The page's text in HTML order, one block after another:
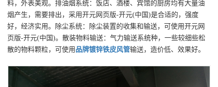
料，外表美观。排油烟系统：饭店、酒楼、宾馆的厨房均有大量油
烟产生，需要排出，采用开元网页版-开元(中国)是合适的，强度
好，经济实用。除尘系统：除尘装置的收集和输送，可使用开元网
页版-开元(中国)。散装物料输送：气力输送系统种，一些较细些松
散的物料颗粒，可使用 品牌镀锌铁皮风管输送，造价低、效果好。